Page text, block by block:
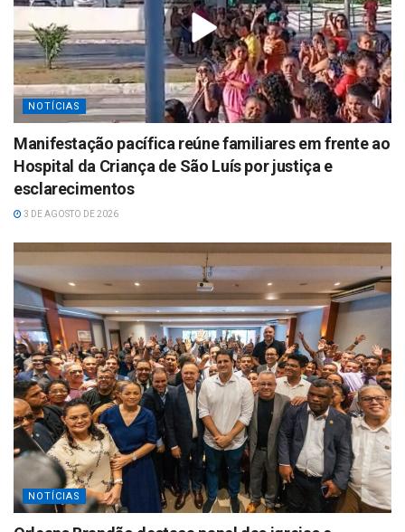
NOTÍCIAS
Manifestação pacífica reúne familiares em frente ao
Hospital da Criança de São Luís por justiça e
esclarecimentos
3 DE AGOSTO DE 2026
NOTÍCIAS